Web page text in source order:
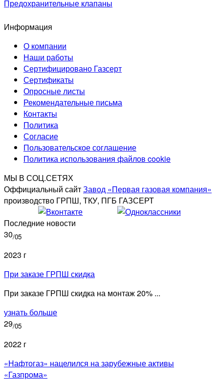
Предохранительные клапаны
Информация
О компании
Наши работы
Сертифицировано Газсерт
Сертификаты
Опросные листы
Рекомендательные письма
Контакты
Политика
Согласие
Пользовательское соглашение
Политика использования файлов cookie
МЫ В СОЦ.СЕТЯХ
Оффициальный сайтЗавод «Первая газовая компания»
производство ГРПШ, ТКУ, ПГБ ГАЗСЕРТ
Последние новости
30/05
2023 г
При заказе ГРПШ скидка
При заказе ГРПШ скидка на монтаж 20% ...
узнать больше
29/05
2022 г
«Нафтогаз» нацелился на зарубежные активы
«Газпрома»